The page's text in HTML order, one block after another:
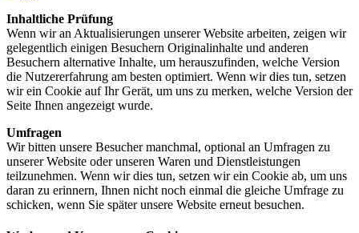
Inhaltliche Prüfung
Wenn wir an Aktualisierungen unserer Website arbeiten, zeigen wir
gelegentlich einigen Besuchern Originalinhalte und anderen
Besuchern alternative Inhalte, um herauszufinden, welche Version
die Nutzererfahrung am besten optimiert. Wenn wir dies tun, setzen
wir ein Cookie auf Ihr Gerät, um uns zu merken, welche Version der
Seite Ihnen angezeigt wurde.
Umfragen
Wir bitten unsere Besucher manchmal, optional an Umfragen zu
unserer Website oder unseren Waren und Dienstleistungen
teilzunehmen. Wenn wir dies tun, setzen wir ein Cookie ab, um uns
daran zu erinnern, Ihnen nicht noch einmal die gleiche Umfrage zu
schicken, wenn Sie später unsere Website erneut besuchen.